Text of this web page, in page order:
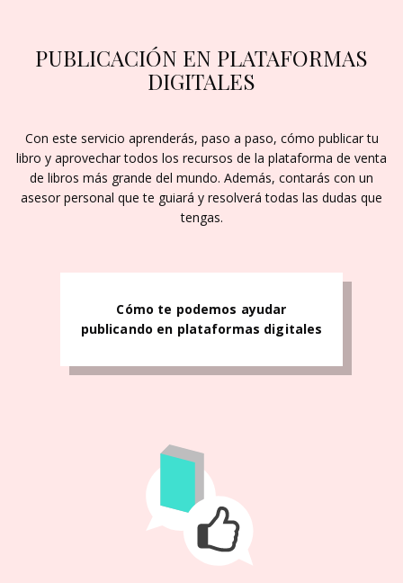
PUBLICACIÓN EN PLATAFORMAS
DIGITALES
Con este servicio aprenderás, paso a paso, cómo publicar tu
libro y aprovechar todos los recursos de la plataforma de venta
de libros más grande del mundo. Además, contarás con un
asesor personal que te guiará y resolverá todas las dudas que
tengas.
Cómo te podemos ayudar
publicando en plataformas digitales